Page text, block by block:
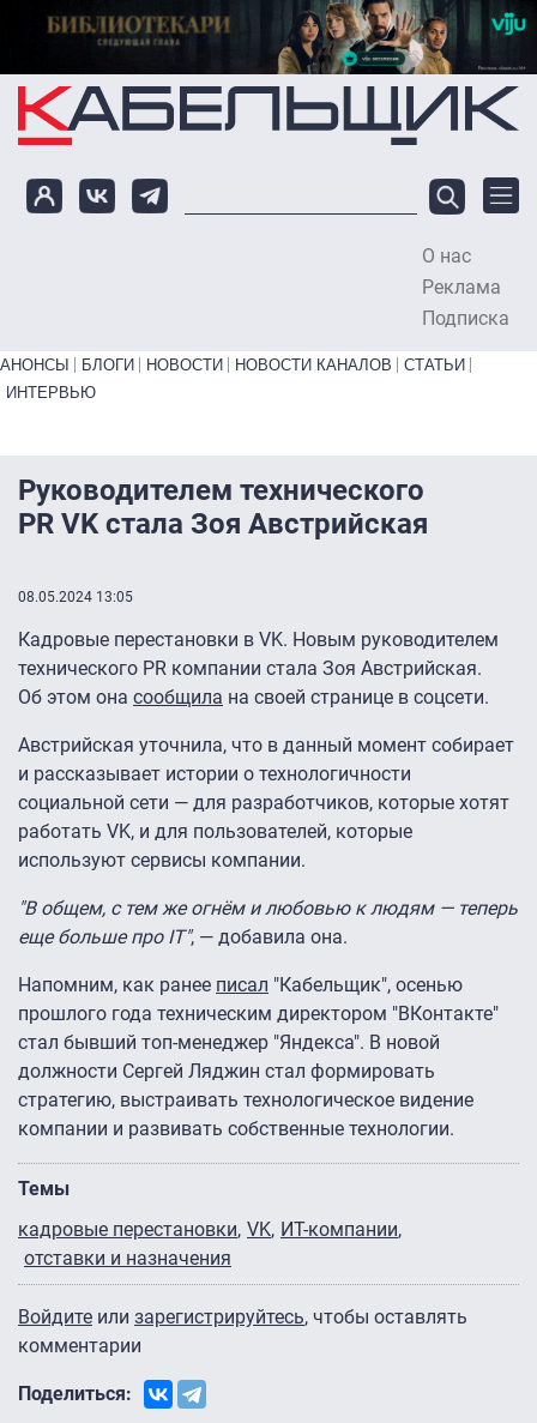
Перейти к основному содержанию
О нас
Реклама
Подписка
Primary links bottom
АНОНСЫ БЛОГИ НОВОСТИ НОВОСТИ КАНАЛОВ
СТАТЬИ
ИНТЕРВЬЮ
Руководителем технического
PR VK стала Зоя Австрийская
08.05.2024 13:05
Кадровые перестановки в VK. Новым руководителем
технического PR компании стала Зоя Австрийская.
Об этом она сообщила на своей странице в соцсети.
Австрийская уточнила, что в данный момент собирает
и рассказывает истории о технологичности
социальной сети — для разработчиков, которые хотят
работать VK, и для пользователей, которые
используют сервисы компании.
"В общем, с тем же огнём и любовью к людям — теперь
еще больше про IT", — добавила она.
Напомним, как ранее писал "Кабельщик", осенью
прошлого года техническим директором "ВКонтакте"
стал бывший топ-менеджер "Яндекса". В новой
должности Сергей Ляджин стал формировать
стратегию, выстраивать технологическое видение
компании и развивать собственные технологии.
Темы
кадровые перестановки VK ИТ-компании
отставки и назначения
Войдите или зарегистрируйтесь, чтобы оставлять
комментарии
Поделиться: